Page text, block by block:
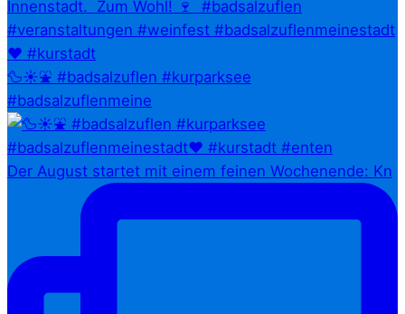
🦆☀️⛲ #badsalzuflen #kurparksee
#badsalzuflenmeine
Der August startet mit einem feinen Wochenende: Kn